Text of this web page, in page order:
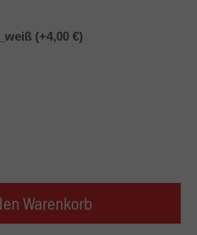
(+4,00 €)
Warenkorb